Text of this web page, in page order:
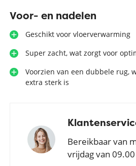
Voor- en nadelen
Geschikt voor vloerverwarming
Super zacht, wat zorgt voor
Voorzien van een dubbele rug,
extra sterk is
Bereikbaar van
vrijdag van